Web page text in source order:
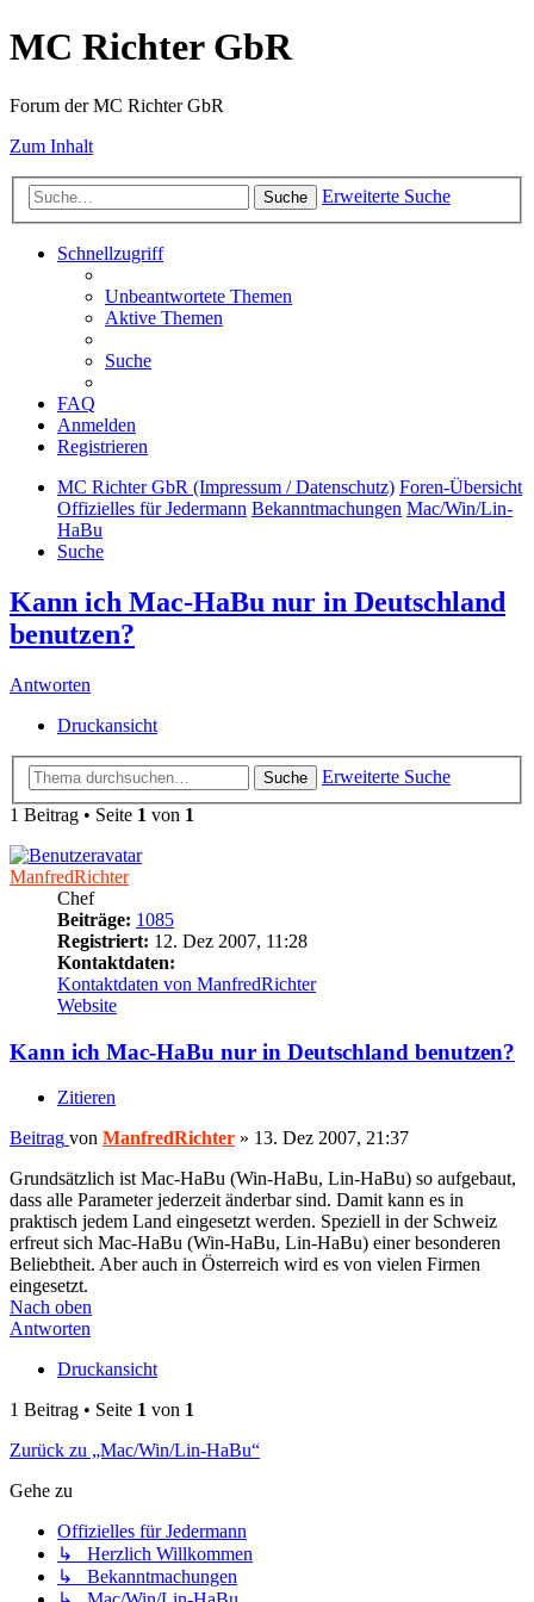
MC Richter GbR
Forum der MC Richter GbR
Zum Inhalt
Suche Erweiterte Suche
Schnellzugriff
Unbeantwortete Themen
Aktive Themen
Suche
FAQ
Anmelden
Registrieren
MC Richter GbR (Impressum / Datenschutz) Foren-Übersicht
Offizielles für Jedermann Bekanntmachungen Mac/Win/Lin-
HaBu
Suche
Kann ich Mac-HaBu nur in Deutschland
benutzen?
Antworten
Druckansicht
Suche
Erweiterte Suche
1 Beitrag • Seite 1 von 1
ManfredRichter
Chef
Beiträge: 1085
Registriert: 12. Dez 2007, 11:28
Kontaktdaten:
Kontaktdaten von ManfredRichter
Website
Kann ich Mac-HaBu nur in Deutschland benutzen?
Zitieren
Beitrag von ManfredRichter » 13. Dez 2007, 21:37
Grundsätzlich ist Mac-HaBu (Win-HaBu, Lin-HaBu) so aufgebaut,
dass alle Parameter jederzeit änderbar sind. Damit kann es in
praktisch jedem Land eingesetzt werden. Speziell in der Schweiz
erfreut sich Mac-HaBu (Win-HaBu, Lin-HaBu) einer besonderen
Beliebtheit. Aber auch in Österreich wird es von vielen Firmen
eingesetzt.
Nach oben
Antworten
Druckansicht
1 Beitrag • Seite 1 von 1
Zurück zu „Mac/Win/Lin-HaBu“
Gehe zu
Offizielles für Jedermann
↳ Herzlich Willkommen
↳ Bekanntmachungen